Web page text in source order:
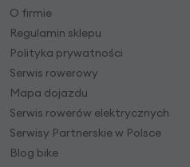
O firmie
Regulamin sklepu
Polityka prywatności
Serwis rowerowy
Mapa dojazdu
Serwis rowerów elektrycznych
Serwisy Partnerskie w Polsce
Blog bike